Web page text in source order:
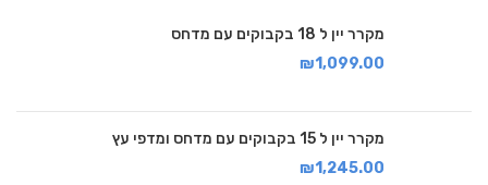
מקרר יין ל 18 בקבוקים עם מדחס
₪1,099.00
מקרר יין ל 15 בקבוקים עם מדחס ומדפי עץ
₪1,245.00